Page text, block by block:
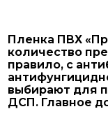
Пленка ПВХ
количество
правило, с
выбирают для
ДСП. Главное